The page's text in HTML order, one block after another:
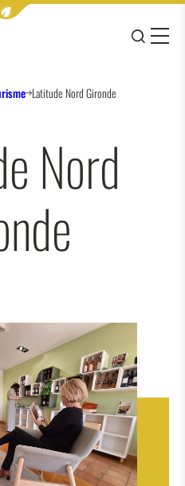
la barre de navigation
JE
MENU
Latitude Nord Gironde
Nord